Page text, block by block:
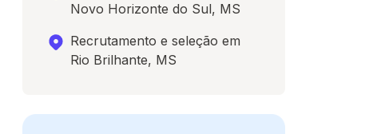
Novo Horizonte do Sul, MS
Recrutamento e seleção em
Rio Brilhante, MS